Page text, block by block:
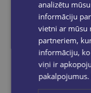
analizētu
informāciju
vietni ar mūsu
partneriem,
informāciju,
viņi ir
pakalpojumus.